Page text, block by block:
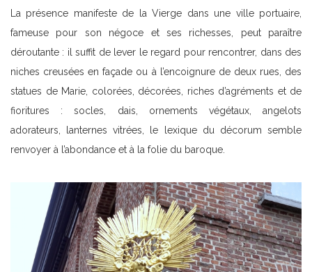
La présence manifeste de la Vierge dans une ville portuaire,
fameuse pour son négoce et ses richesses, peut paraître
déroutante : il suffit de lever le regard pour rencontrer, dans des
niches creusées en façade ou à l’encoignure de deux rues, des
statues de Marie, colorées, décorées, riches d’agréments et de
fioritures : socles, dais, ornements végétaux, angelots
adorateurs, lanternes vitrées, le lexique du décorum semble
renvoyer à l’abondance et à la folie du baroque.